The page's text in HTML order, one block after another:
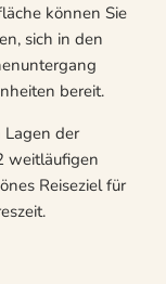
können Sie
sich in den
bereit.
Lagen der
weitläufigen
Reiseziel für